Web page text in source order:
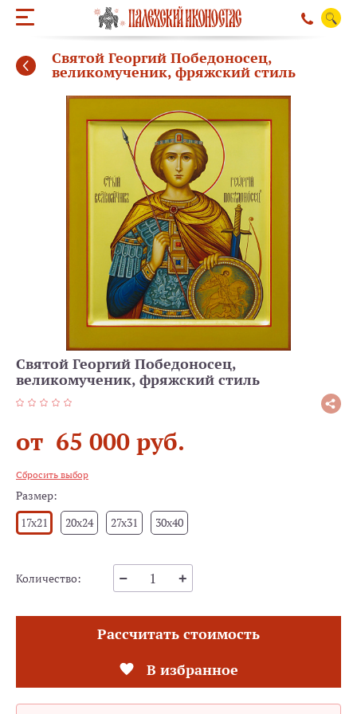
ОБРАТНЫЙ
Святой Георгий Победоносец,
великомученик, фряжский стиль
Святой Георгий Победоносец,
великомученик, фряжский стиль
от 65 000 руб.
Сбросить выбор
Размер:
17x21
20x24 27x31 30x40
Количество:
Рассчитать стоимость
В избранное